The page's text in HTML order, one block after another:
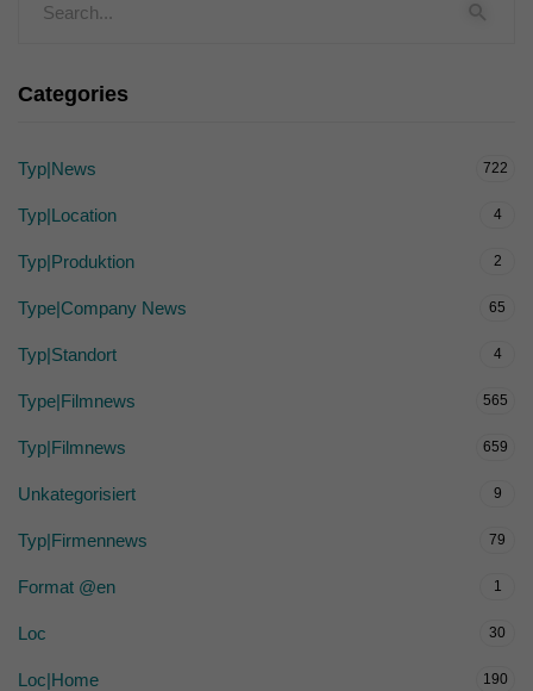
Categories
Typ|News 722
Typ|Location 4
Typ|Produktion 2
Type|Company News 65
Typ|Standort 4
Type|Filmnews 565
Typ|Filmnews 659
Unkategorisiert 9
Typ|Firmennews 79
Format @en 1
Loc 30
Loc|Home 190